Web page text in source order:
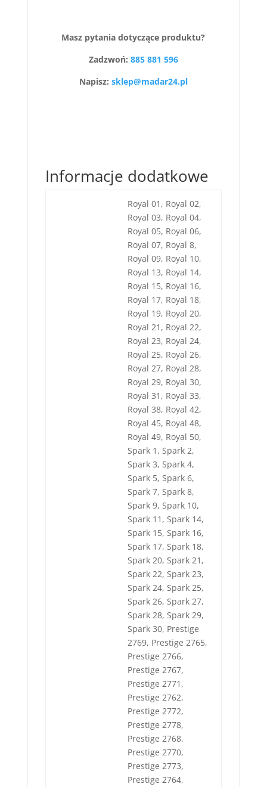
Masz pytania dotyczące produktu?
Zadzwoń: 885 881 596
Napisz: sklep@madar24.pl
Informacje dodatkowe
Royal 01, Royal 02,
Royal 03, Royal 04,
Royal 05, Royal 06,
Royal 07, Royal 8,
Royal 09, Royal 10,
Royal 13, Royal 14,
Royal 15, Royal 16,
Royal 17, Royal 18,
Royal 19, Royal 20,
Royal 21, Royal 22,
Royal 23, Royal 24,
Royal 25, Royal 26,
Royal 27, Royal 28,
Royal 29, Royal 30,
Royal 31, Royal 33,
Royal 38, Royal 42,
Royal 45, Royal 48,
Royal 49, Royal 50,
Spark 1, Spark 2,
Spark 3, Spark 4,
Spark 5, Spark 6,
Spark 7, Spark 8,
Spark 9, Spark 10,
Spark 11, Spark 14,
Spark 15, Spark 16,
Spark 17, Spark 18,
Spark 20, Spark 21,
Spark 22, Spark 23,
Spark 24, Spark 25,
Spark 26, Spark 27,
Spark 28, Spark 29,
Spark 30, Prestige
2769, Prestige 2765,
Prestige 2766,
Prestige 2767,
Prestige 2771,
Prestige 2762,
Prestige 2772,
Prestige 2778,
Prestige 2768,
Prestige 2770,
Prestige 2773,
Prestige 2764,